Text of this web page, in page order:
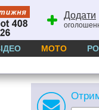
Додати
МОТО